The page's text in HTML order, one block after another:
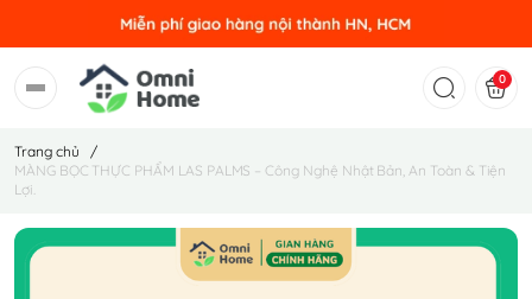
0
Trang chủ
/
MÀNG BỌC THỰC PHẨM LAS PALMS – Công Nghệ Nhật Bản, An Toàn & Tiện
Lợi.